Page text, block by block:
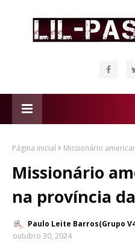
Página inicial Missionário
Missionário
na província
Paulo Leite Barros(Grupo
outubro 30, 2024